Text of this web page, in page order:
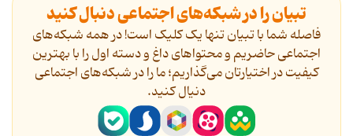
تبیان را در شبکه‌های اجتماعی دنبال کنید
فاصله شما با تبیان تنها یک کلیک است! در همه شبکه‌های
اجتماعی حاضریم و محتواهای داغ و دسته اول را با بهترین
کیفیت در اختیارتان می‌گذاریم؛ ما را در شبکه‌های اجتماعی
دنیال کنید.